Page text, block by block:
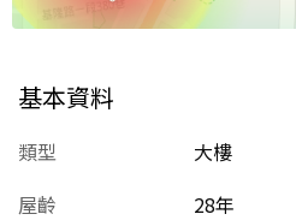
基本資料
類型
大樓
屋齡
28年